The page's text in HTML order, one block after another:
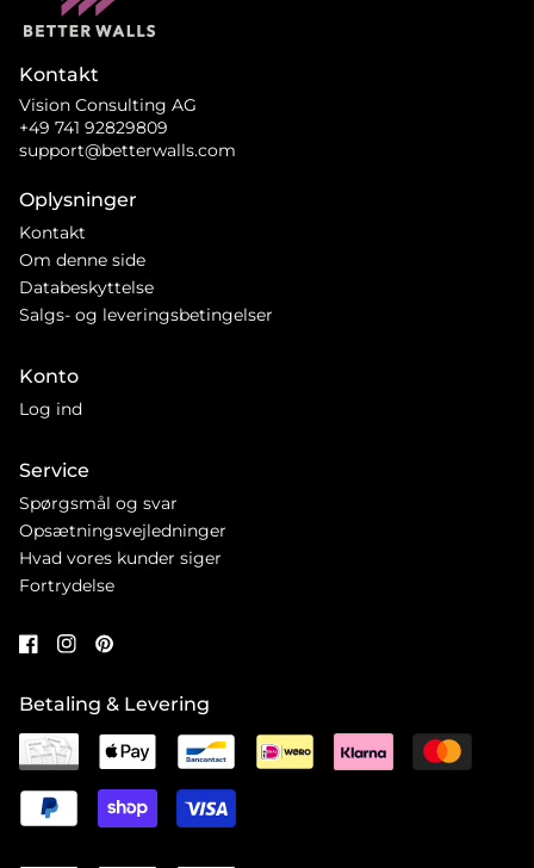
Kontakt
Vision Consulting AG
+49 741 92829809
support@betterwalls.com
Oplysninger
Kontakt
Om denne side
Databeskyttelse
Salgs- og leveringsbetingelser
Konto
Log ind
Service
Spørgsmål og svar
Opsætningsvejledninger
Hvad vores kunder siger
Fortrydelse
Betaling & Levering